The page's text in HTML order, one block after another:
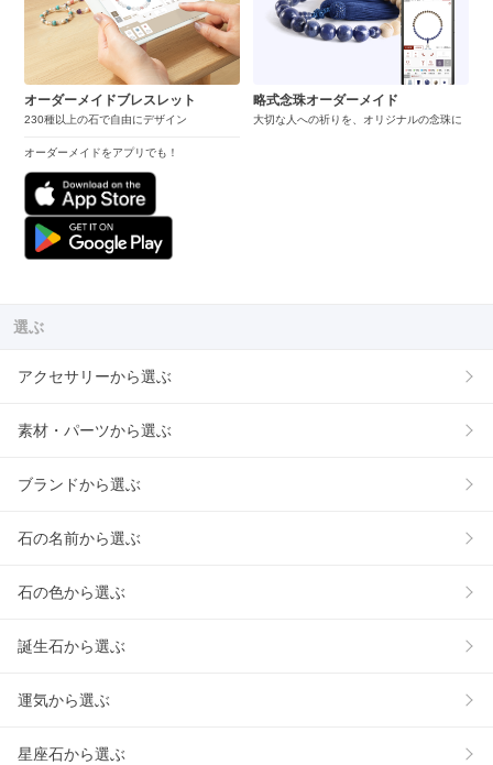
オーダーメイドブレスレット
230種以上の石で自由にデザイン
オーダーメイドをアプリでも！
略式念珠オーダーメイド
大切な人への祈りを、オリジナルの念珠に
選ぶ
アクセサリーから選ぶ
素材・パーツから選ぶ
ブランドから選ぶ
石の名前から選ぶ
石の色から選ぶ
誕生石から選ぶ
運気から選ぶ
星座石から選ぶ